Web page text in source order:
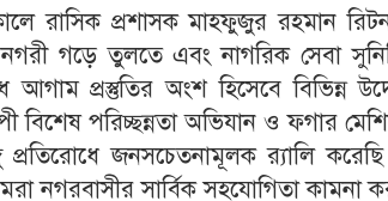
রাসিক প্রশাসক মাহফুজুর রহমান
নগরী গড়ে তুলতে এবং নাগরিক সেবা
আগাম প্রস্তুতির অংশ হিসেবে বিভিন্ন
বিশেষ পরিচ্ছন্নতা অভিযান ও ফগার
প্রতিরোধে জনসচেতনামূলক র‌্যালি
নগরবাসীর সার্বিক সহযোগিতা কামনা